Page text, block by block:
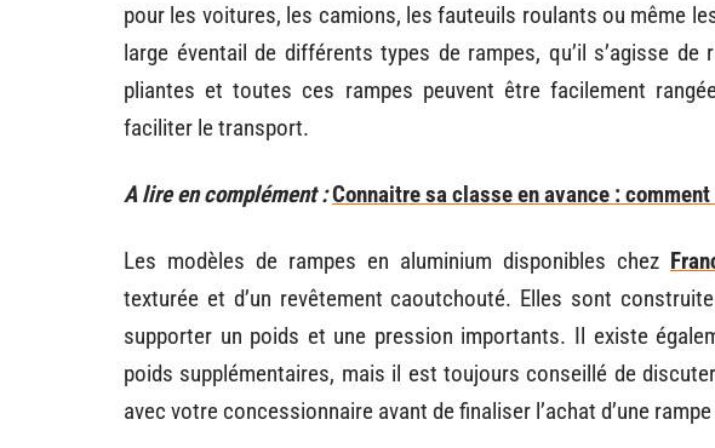
pour les voitures, les camions, les fauteuils roulants ou même
large éventail de différents types de rampes, qu’il s’agisse
pliantes et toutes ces rampes peuvent être facilement
faciliter le transport.
A lire en complément :Connaitre sa classe en avance :
Les modèles de rampes en aluminium disponibles chez
texturée et d’un revêtement caoutchouté. Elles sont
supporter un poids et une pression importants. Il existe
poids supplémentaires, mais il est toujours conseillé de
avec votre concessionnaire avant de finaliser l’achat d’une